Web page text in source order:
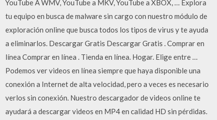
YouTube A WMV, YouTube a MKV, YouTube a XBOX, … Explora
tu equipo en busca de malware sin cargo con nuestro módulo de
exploración online que busca todos los tipos de virus y te ayuda
a eliminarlos. Descargar Gratis Descargar Gratis . Comprar en
línea Comprar en línea . Tienda en línea. Hogar. Elige entre …
Podemos ver videos en línea siempre que haya disponible una
conexión a Internet de alta velocidad, pero a veces es necesario
verlos sin conexión. Nuestro descargador de videos online te
ayudará a descargar videos en MP4 en calidad HD sin pérdidas.